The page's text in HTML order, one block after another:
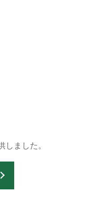
ました。